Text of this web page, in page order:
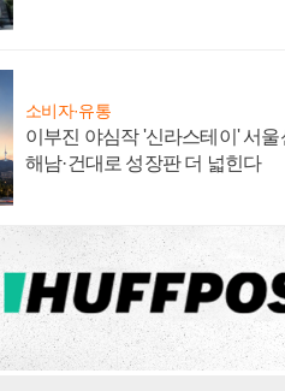
소비자·유통
이부진 야심작 '신라스테이' 서울
해남·건대로 성장판 더 넓힌다